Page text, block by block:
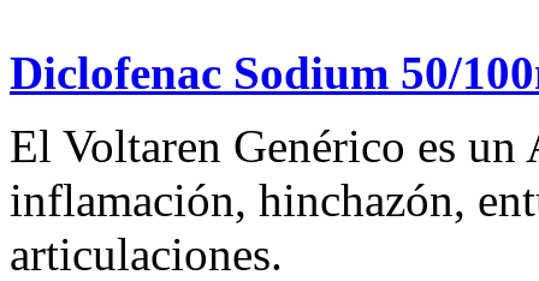
Diclofenac Sodium 50/
El Voltaren Genérico es
inflamación, hinchazón,
articulaciones.